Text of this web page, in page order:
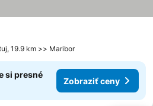
19.9 km >> Maribor
si presné
Zobraziť ceny